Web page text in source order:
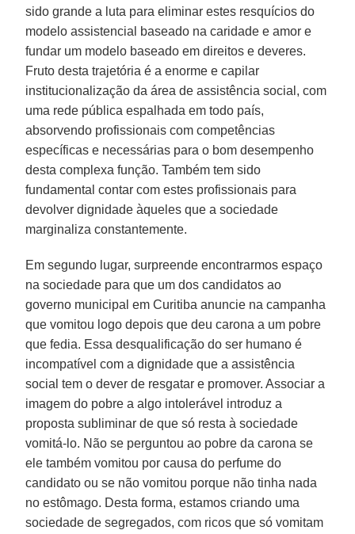
sido grande a luta para eliminar estes resquícios do
modelo assistencial baseado na caridade e amor e
fundar um modelo baseado em direitos e deveres.
Fruto desta trajetória é a enorme e capilar
institucionalização da área de assistência social, com
uma rede pública espalhada em todo país,
absorvendo profissionais com competências
específicas e necessárias para o bom desempenho
desta complexa função. Também tem sido
fundamental contar com estes profissionais para
devolver dignidade àqueles que a sociedade
marginaliza constantemente.
Em segundo lugar, surpreende encontrarmos espaço
na sociedade para que um dos candidatos ao
governo municipal em Curitiba anuncie na campanha
que vomitou logo depois que deu carona a um pobre
que fedia. Essa desqualificação do ser humano é
incompatível com a dignidade que a assistência
social tem o dever de resgatar e promover. Associar a
imagem do pobre a algo intolerável introduz a
proposta subliminar de que só resta à sociedade
vomitá-lo. Não se perguntou ao pobre da carona se
ele também vomitou por causa do perfume do
candidato ou se não vomitou porque não tinha nada
no estômago. Desta forma, estamos criando uma
sociedade de segregados, com ricos que só vomitam